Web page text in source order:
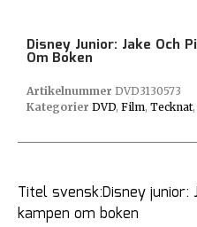
Disney Junior: Jake Och
Om Boken
Artikelnummer DVD3130573
Kategorier DVD, Film, Tecknat,
Titel svensk:Disney
kampen om boken